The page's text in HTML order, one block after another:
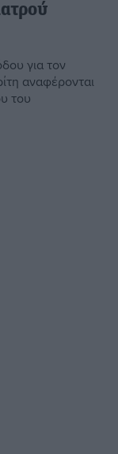
για τον
αναφέρονται
του